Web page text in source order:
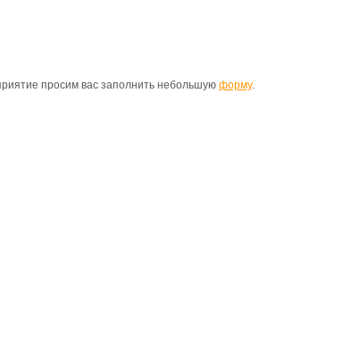
просим вас заполнить небольшую форму.